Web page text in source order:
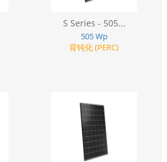
S Series - 505...
505 Wp
背钝化 (PERC)